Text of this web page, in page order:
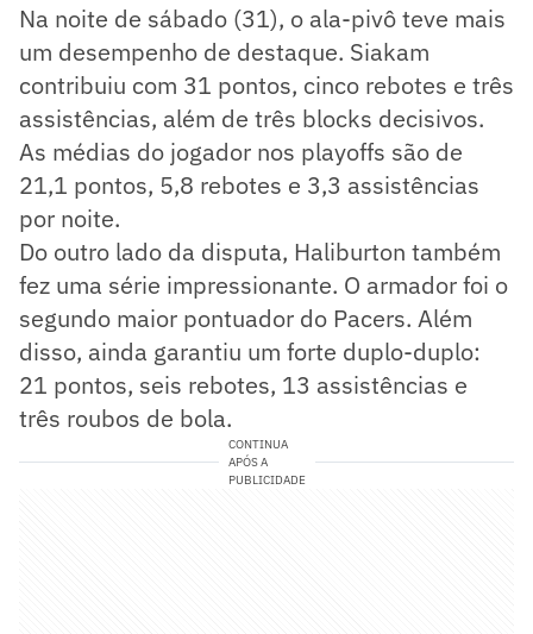
Na noite de sábado (31), o ala-pivô teve mais
um desempenho de destaque. Siakam
contribuiu com 31 pontos, cinco rebotes e três
assistências, além de três blocks decisivos.
As médias do jogador nos playoffs são de
21,1 pontos, 5,8 rebotes e 3,3 assistências
por noite.
Do outro lado da disputa, Haliburton também
fez uma série impressionante. O armador foi o
segundo maior pontuador do Pacers. Além
disso, ainda garantiu um forte duplo-duplo:
21 pontos, seis rebotes, 13 assistências e
três roubos de bola.
CONTINUA
APÓS A
PUBLICIDADE